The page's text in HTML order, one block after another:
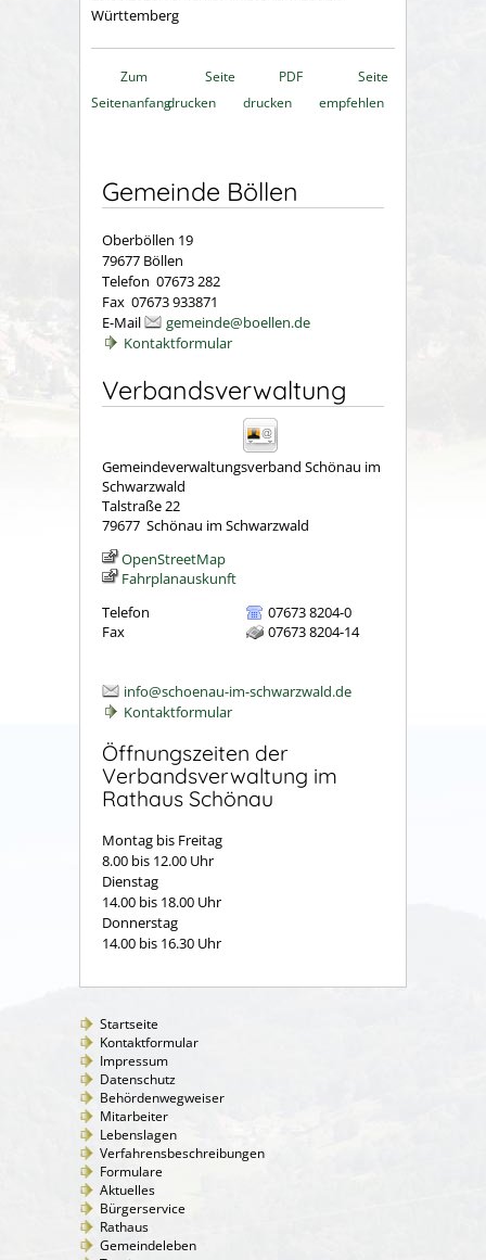
Württemberg
Zum
Seitenanfang
Seite
drucken
PDF
drucken
Seite
empfehlen
Gemeinde Böllen
Oberböllen 19
79677 Böllen
Telefon 07673 282
Fax 07673 933871
E-Mail
gemeinde@boellen.de
Kontaktformular
Verbandsverwaltung
Gemeindeverwaltungsverband Schönau im
Schwarzwald
Talstraße 22
79677 Schönau im Schwarzwald
OpenStreetMap
Fahrplanauskunft
Telefon
07673 8204-0
Fax
07673 8204-14
info@schoenau-im-schwarzwald.de
Kontaktformular
Öffnungszeiten der
Verbandsverwaltung im
Rathaus Schönau
Montag bis Freitag
8.00 bis 12.00 Uhr
Dienstag
14.00 bis 18.00 Uhr
Donnerstag
14.00 bis 16.30 Uhr
Startseite
Kontaktformular
Impressum
Datenschutz
Behördenwegweiser
Mitarbeiter
Lebenslagen
Verfahrensbeschreibungen
Formulare
Aktuelles
Bürgerservice
Rathaus
Gemeindeleben